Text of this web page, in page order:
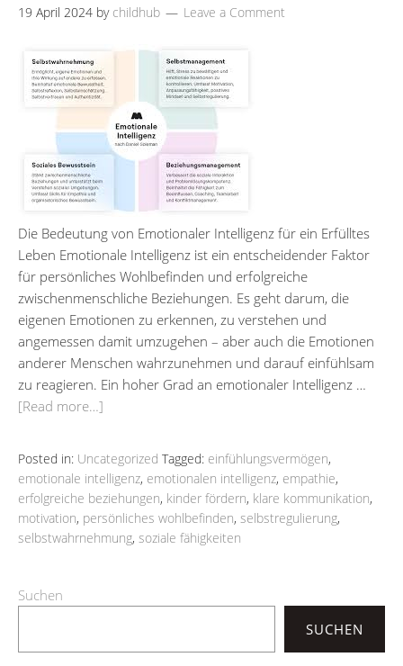
19 April 2024 by childhub Leave a Comment
Die Bedeutung von Emotionaler Intelligenz für ein Erfülltes
Leben Emotionale Intelligenz ist ein entscheidender Faktor
für persönliches Wohlbefinden und erfolgreiche
zwischenmenschliche Beziehungen. Es geht darum, die
eigenen Emotionen zu erkennen, zu verstehen und
angemessen damit umzugehen – aber auch die Emotionen
anderer Menschen wahrzunehmen und darauf einfühlsam
zu reagieren. Ein hoher Grad an emotionaler Intelligenz …
[Read more…]
Posted in: Uncategorized Tagged: einfühlungsvermögen,
emotionale intelligenz, emotionalen intelligenz, empathie,
erfolgreiche beziehungen, kinder fördern, klare kommunikation,
motivation, persönliches wohlbefinden, selbstregulierung,
selbstwahrnehmung, soziale fähigkeiten
Suchen
SUCHEN